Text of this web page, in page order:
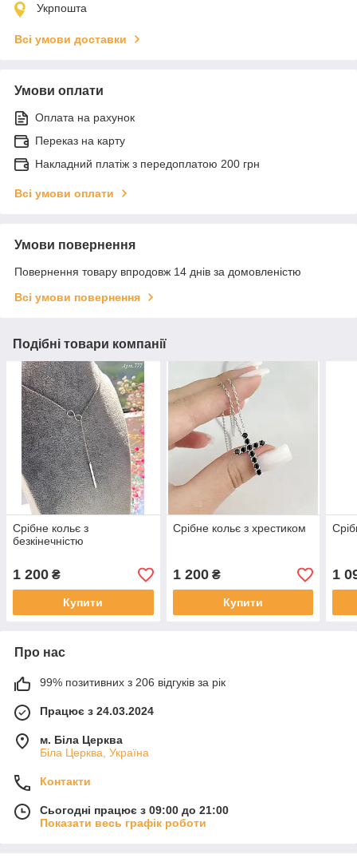
Укрпошта
Всі умови доставки
Умови оплати
Оплата на рахунок
Переказ на карту
Накладний платіж з передоплатою 200 грн
Всі умови оплати
Умови повернення
Повернення товару впродовж 14 днів за домовленістю
Всі умови повернення
Подібні товари компанії
Срібне кольє з
безкінечністю
1 200 ₴
Купити
Срібне кольє з хрестиком
1 200₴
Купити
1
Про нас
99% позитивних з 206 відгуків за рік
Працює з 24.03.2024
м. Біла Церква
Біла Церква, Україна
Контакти
Сьогодні працює з 09:00 до 21:00
Показати весь графік роботи